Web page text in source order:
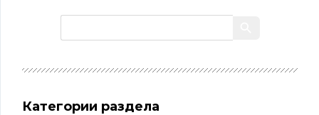
Категории раздела